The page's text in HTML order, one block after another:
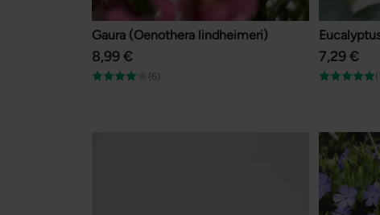
Gaura (Oenothera lindheimeri)
8,99 €
(6)
7,29 €